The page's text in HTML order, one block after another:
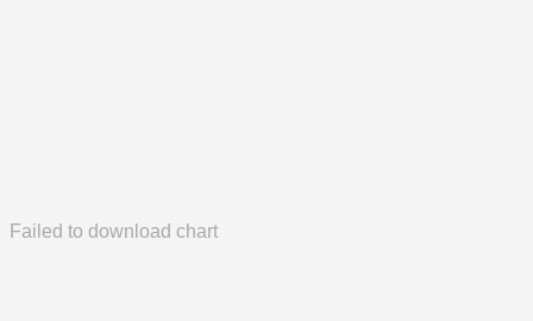
Failed to download chart